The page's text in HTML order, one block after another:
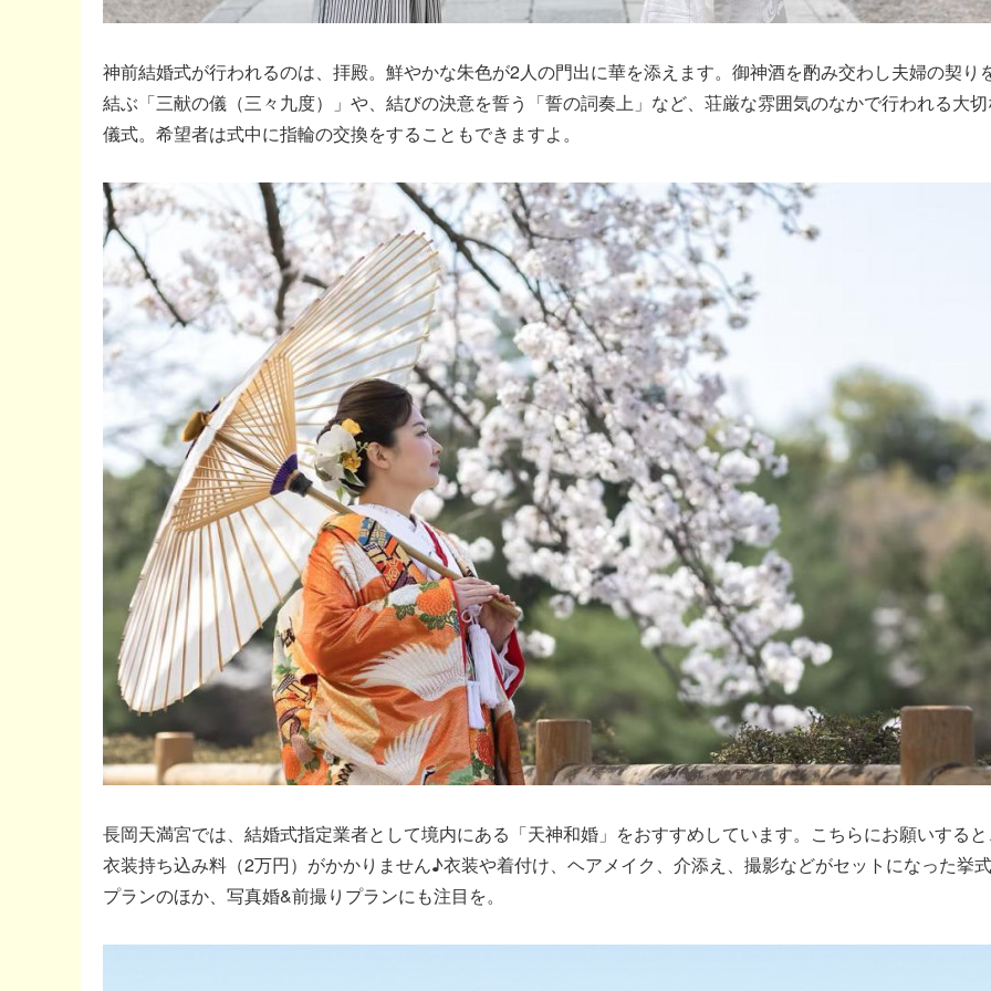
神前結婚式が行われるのは、拝殿。鮮やかな朱色が2人の門出に華を添えます。御神酒を酌み交わし夫婦の契り
結ぶ「三献の儀（三々九度）」や、結びの決意を誓う「誓の詞奏上」など、荘厳な雰囲気のなかで行われる大
儀式。希望者は式中に指輪の交換をすることもできますよ。
長岡天満宮では、結婚式指定業者として境内にある「天神和婚」をおすすめしています。こちらにお願いする
衣装持ち込み料（2万円）がかかりません♪衣装や着付け、ヘアメイク、介添え、撮影などがセットになった挙式
プランのほか、写真婚&前撮りプランにも注目を。